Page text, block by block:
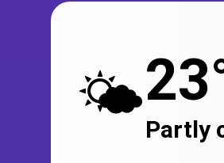
🌤️Partly